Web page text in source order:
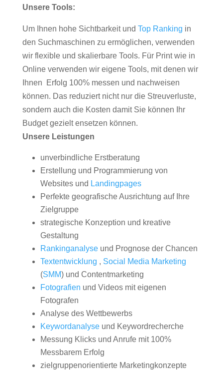
Unsere Tools:
Um Ihnen hohe Sichtbarkeit und Top Ranking in
den Suchmaschinen zu ermöglichen, verwenden
wir flexible und skalierbare Tools. Für Print wie in
Online verwenden wir eigene Tools, mit denen wir
Ihnen Erfolg 100% messen und nachweisen
können. Das reduziert nicht nur die Streuverluste,
sondern auch die Kosten damit Sie können Ihr
Budget gezielt ensetzen können.
Unsere Leistungen
unverbindliche Erstberatung
Erstellung und Programmierung von
Websites und Landingpages
Perfekte geografische Ausrichtung auf Ihre
Zielgruppe
strategische Konzeption und kreative
Gestaltung
Rankinganalyseund Prognose der Chancen
Textentwicklung , Social Media Marketing
(SMM) und Contentmarketing
Fotografien und Videos mit eigenen
Fotografen
Analyse des Wettbewerbs
Keywordanalyseund Keywordrecherche
Messung Klicks und Anrufe mit 100%
Messbarem Erfolg
zielgruppenorientierte Marketingkonzepte